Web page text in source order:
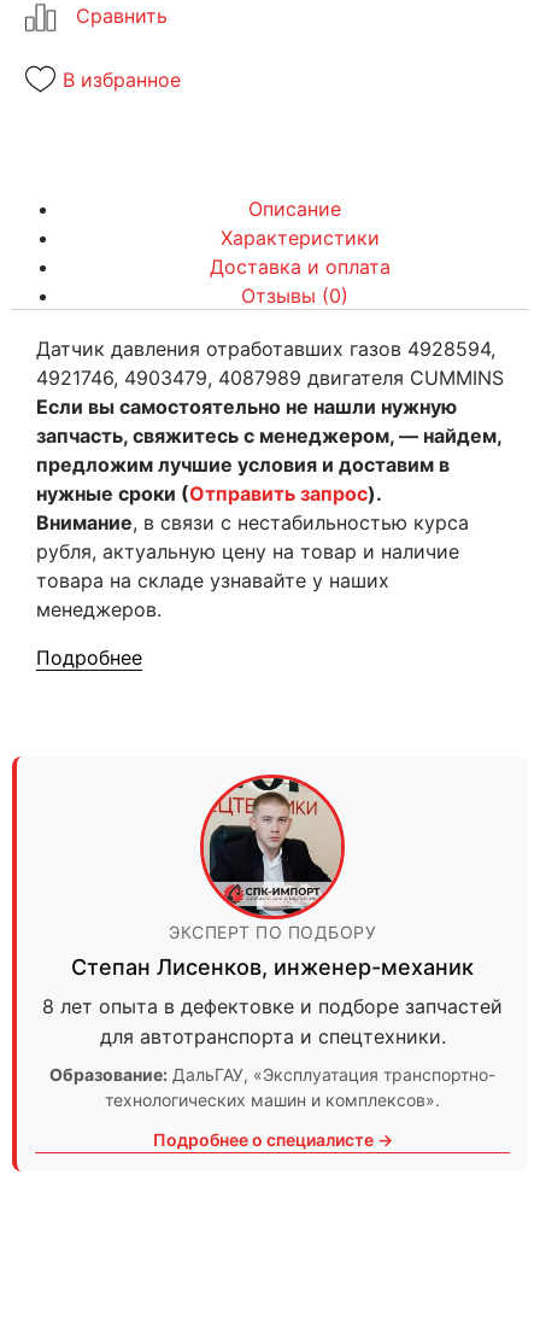
В избранное
Описание
Характеристики
Доставка и оплата
Отзывы (0)
Датчик давления отработавших газов 4928594,
4921746, 4903479, 4087989 двигателя CUMMINS
Если вы самостоятельно не нашли нужную
запчасть, свяжитесь с менеджером, — найдем,
предложим лучшие условия и доставим в
нужные сроки (Отправить запрос).
Внимание, в связи с нестабильностью курса
рубля, актуальную цену на товар и наличие
товара на складе узнавайте у наших
менеджеров.
Подробнее
ЭКСПЕРТ ПО ПОДБОРУ
Степан Лисенков, инженер-механик
8 лет опыта в дефектовке и подборе запчастей
для автотранспорта и спецтехники.
Образование: ДальГАУ, «Эксплуатация транспортно-
технологических машин и комплексов».
Подробнее о специалисте →